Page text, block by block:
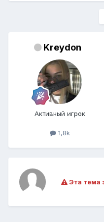
Kreydon
Активный игрок
1,8k
Эта тема